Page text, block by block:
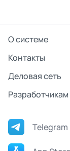
О системе
Контакты
Деловая сеть
Разработчикам
Telegram